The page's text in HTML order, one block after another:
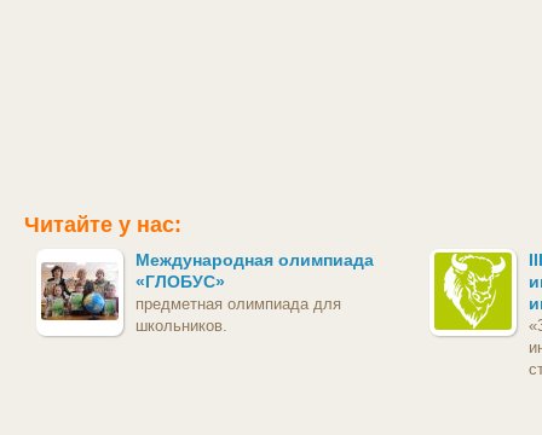
Читайте у нас:
Международная олимпиада
«ГЛОБУС»
предметная олимпиада для
школьников.